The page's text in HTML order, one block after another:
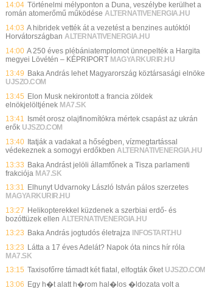
14:04 Történelmi mélyponton a Duna, veszélybe kerülhet a
román atomerőmű működése ALTERNATIVENERGIA.HU
14:03 A hibridek vették át a vezetést a benzines autóktól
Horvátországban ALTERNATIVENERGIA.HU
14:00 A 250 éves plébániatemplomot ünnepelték a Hargita
megyei Lövétén – KÉPRIPORT MAGYARKURIR.HU
13:49 Baka András lehet Magyarország köztársasági elnöke
UJSZO.COM
13:45 Elon Musk nekirontott a francia zöldek
elnökjelöltjének MA7.SK
13:41
Ismét orosz olajfinomítókra mértek csapást az ukrán
erők UJSZO.COM
13:40 Itatják a vadakat a hőségben, vízmegtartással
védekeznek a somogyi erdőkben ALTERNATIVENERGIA.HU
13:33 Baka Andrást jelöli államfőnek a Tisza parlamenti
frakciója MA7.SK
13:31 Elhunyt Udvarnoky László István pálos szerzetes
MAGYARKURIR.HU
13:27 Helikopterekkel küzdenek a szerbiai erdő- és
bozóttüzek ellen ALTERNATIVENERGIA.HU
13:23 Baka András jogtudós életrajza INFOSTART.HU
13:23 Látta a 17 éves Adelát? Napok óta nincs hír róla
MA7.SK
13:15 Taxisofőrre támadt két fiatal, elfogták őket UJSZO.COM
13:06 Egy h�t alatt h�rom hal�los �ldozata volt a